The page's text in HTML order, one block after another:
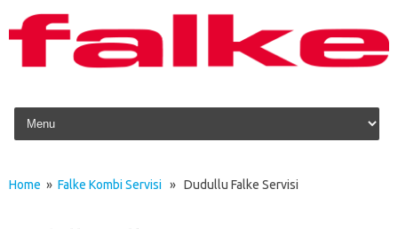
Skip to content
Home » Falke Kombi Servisi » Dudullu Falke Servisi